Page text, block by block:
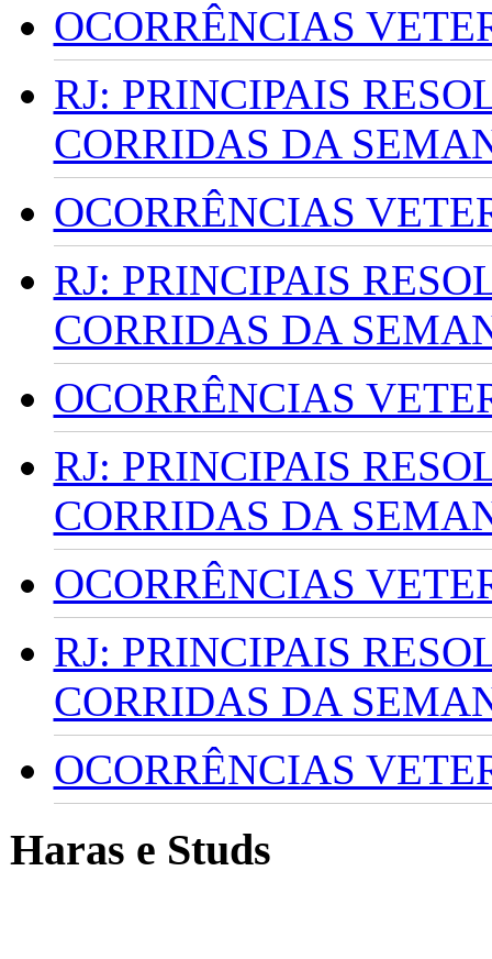
OCORRÊNCIAS
RJ: PRINCIPAIS
CORRIDAS DA
OCORRÊNCIAS
RJ: PRINCIPAIS
CORRIDAS DA
OCORRÊNCIAS
RJ: PRINCIPAIS
CORRIDAS DA
OCORRÊNCIAS
RJ: PRINCIPAIS
CORRIDAS DA
OCORRÊNCIAS
Haras e Studs